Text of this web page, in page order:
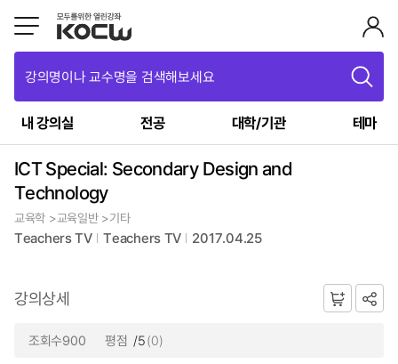
강의명이나 교수명을 검색해보세요
내 강의실 전공 대학/기관 테마
ICT Special: Secondary Design and
Technology
교육학 >교육일반 >기타
Teachers TV Teachers TV 2017.04.25
강의상세
조회수900 평점 /5(0)